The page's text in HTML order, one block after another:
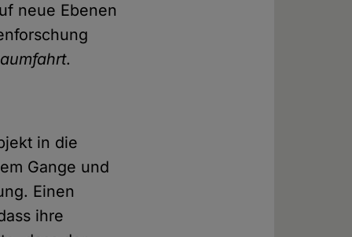
neue Ebenen
.
in die
Gange und
Einen
ihre